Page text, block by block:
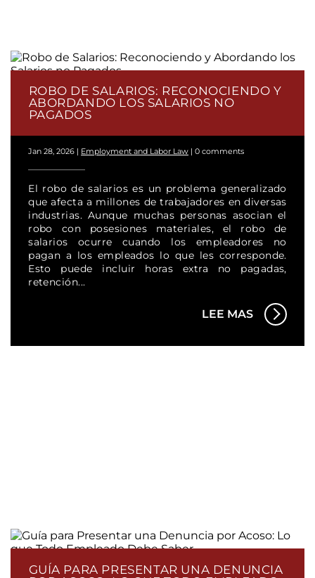
ROBO DE SALARIOS: RECONOCIENDO Y
ABORDANDO LOS SALARIOS NO
PAGADOS
Jan 28, 2026 | Employment and Labor Law |0 comments
El robo de salarios es un problema generalizado
que afecta a millones de trabajadores en diversas
industrias. Aunque muchas personas asocian el
robo con posesiones materiales, el robo de
salarios ocurre cuando los empleadores no
pagan a los empleados lo que les corresponde.
Esto puede incluir horas extra no pagadas,
retención...
LEE MAS
GUÍA PARA PRESENTAR UNA DENUNCIA